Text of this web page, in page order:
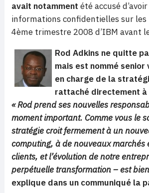
avait notamment été accusé
informations confidentielles sur
4ème trimestre 2008 d’IBM avant
Rod Adkins ne quitte
mais est nommé
en charge de la
rattaché directement à
« Rod prend ses nouvelles
moment important. Comme vous le
stratégie croit fermement à un
computing, à de nouveaux marchés
clients, et l’évolution de notre
perpétuelle transformation – est
explique dans un communiqué la